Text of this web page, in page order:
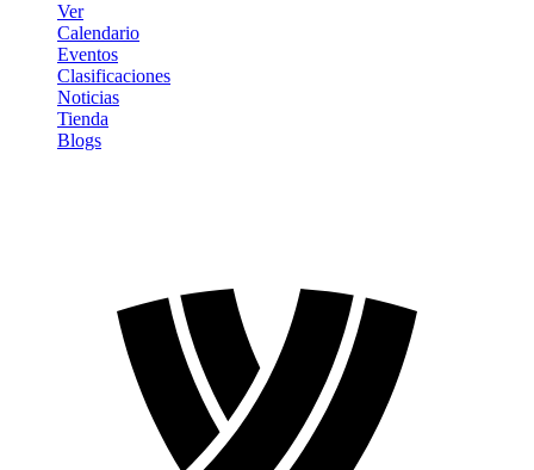
Ver
Calendario
Eventos
Clasificaciones
Noticias
Tienda
Blogs